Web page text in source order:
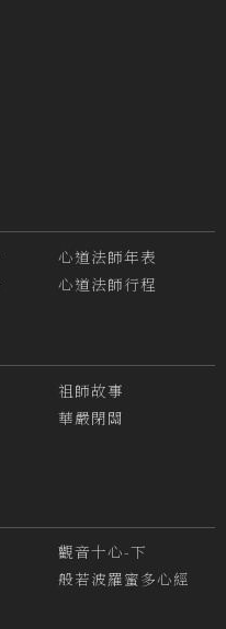
心道法師年表
心道法師行程
祖師故事
華嚴閉關
觀音十心-下
般若波羅蜜多心經